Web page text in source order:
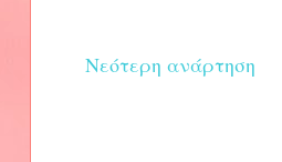
Νεότερη ανάρτηση